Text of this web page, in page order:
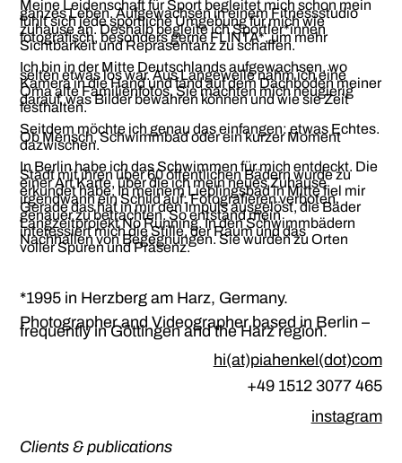
Meine Leidenschaft für Sport begleitet mich schon mein
ganzes Leben. Aufgewachsen in einem Fitnessstudio
fühlt sich jede sportliche Umgebung für mich wie
zuhause an. Deshalb begleite ich Sportler*innen
fotografisch, besonders gerne FLINTA*, um mehr
Sichtbarkeit und Repräsentanz zu schaffen.
Ich bin in der Mitte Deutschlands aufgewachsen, wo
selten etwas los war. Aus Langeweile nahm ich eine
Kamera in die Hand und fand auf dem Dachboden meiner
Oma alte Familienfotos. Sie machten mich neugierig
darauf, was Bilder bewahren können und wie sie Zeit
festhalten.
Seitdem möchte ich genau das einfangen: etwas Echtes.
Ob Mensch, Schwimmbad oder ein kurzer Moment
dazwischen.
In Berlin habe ich das Schwimmen für mich entdeckt. Die
Stadt mit ihren über 60 öffentlichen Bädern wurde zu
einer Art Karte, über die ich mein neues Zuhause
erkundet habe. In meinem Lieblingsbad in Mitte fiel mir
irgendwann ein Schild auf: Fotografieren verboten.
Gerade das hat in mir den Impuls ausgelöst, die Bäder
genauer zu betrachten.So entstand mein
Langzeitprojekt No Running. In den Schwimmbädern
interessiert mich die Stille, der Raum und das
Nachhallen von Begegnungen. Sie wurden zu Orten
voller Spuren und Präsenz.
*1995 in Herzberg am Harz, Germany.
Photographer and Videographer based in Berlin –
frequently in Göttingen and the Harz region.
hi(at)piahenkel(dot)com
+49 1512 3077 465
instagram
Clients & publications